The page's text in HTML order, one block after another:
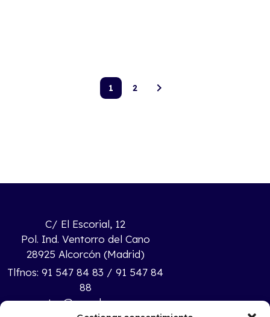
1 2
C/ El Escorial, 12
Pol. Ind. Ventorro del Cano
28925 Alcorcón (Madrid)
Tlfnos: 91 547 84 83 / 91 547 84
88
ventas@mecaban.com